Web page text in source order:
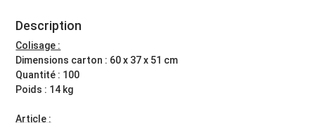
Description
Colisage :
Dimensions carton : 60 x 37 x 51 cm
Quantité : 100
Poids : 14 kg
Article :